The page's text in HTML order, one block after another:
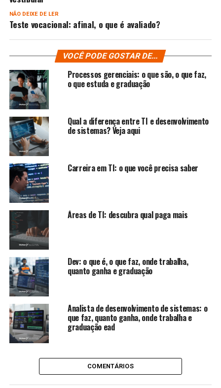
NÃO DEIXE DE LER
Teste vocacional: afinal, o que é avaliado?
VOCÊ PODE GOSTAR DE...
Processos gerenciais: o que são, o que faz,
o que estuda e graduação
Qual a diferença entre TI e desenvolvimento
de sistemas? Veja aqui
Carreira em TI: o que você precisa saber
Áreas de TI: descubra qual paga mais
Dev: o que é, o que faz, onde trabalha,
quanto ganha e graduação
Analista de desenvolvimento de sistemas: o
que faz, quanto ganha, onde trabalha e
graduação ead
COMENTÁRIOS